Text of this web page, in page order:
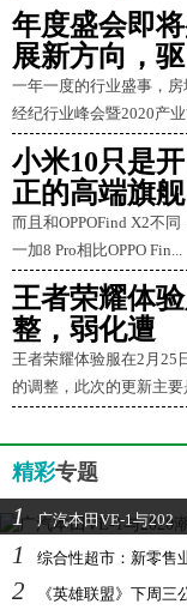
年度盛会即
展新方向，驱
一年一度的行业盛事，
经纪行业峰会暨2020产业
小米10只是
正的高端旗舰
而且和OPPOFind X2不
一加8 Pro相比OPPO Fin...
王者荣耀体
整，弱化遭
王者荣耀体验服在2月25
的调整，此次的更新主要
精彩专题
1 广汽本田VE-1与202
1 综合性超市：新零售
2 《英雄联盟》下周三